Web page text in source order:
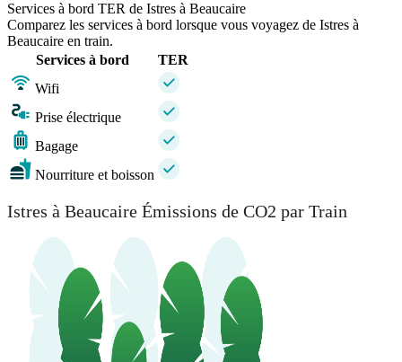
Services à bord TER de Istres à Beaucaire
Comparez les services à bord lorsque vous voyagez de Istres à
Beaucaire en train.
Services à bord
TER
Wifi
Prise électrique
Bagage
Nourriture et boisson
Istres à Beaucaire Émissions de CO2 par Train